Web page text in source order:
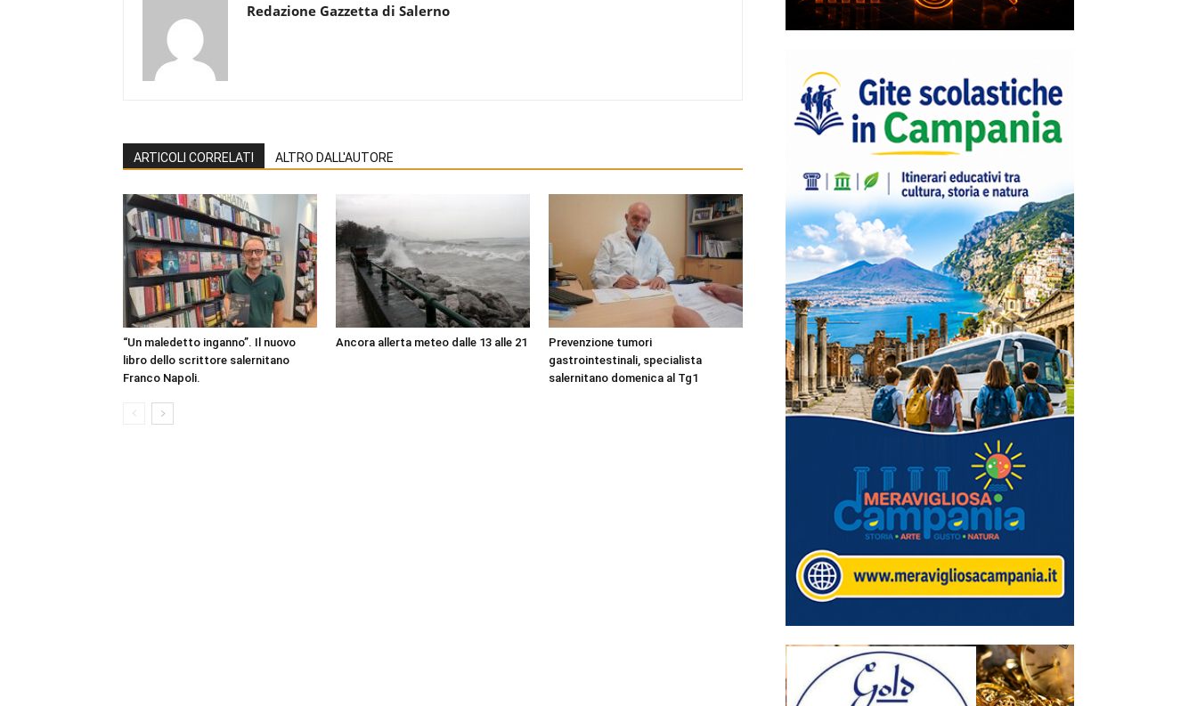
Redazione Gazzetta di Salerno
ARTICOLI CORRELATI ALTRO DALL'AUTORE
“Un maledetto inganno”. Il nuovo
libro dello scrittore salernitano
Franco Napoli.
Ancora allerta meteo dalle 13 alle 21
Prevenzione tumori
gastrointestinali, specialista
salernitano domenica al Tg1